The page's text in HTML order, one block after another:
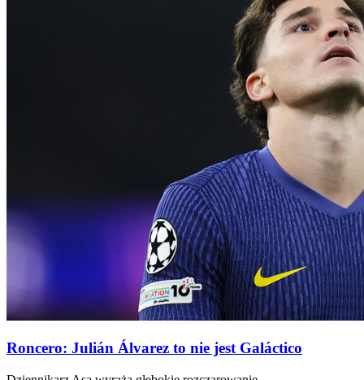
Roncero: Julián Álvarez to nie jest Galáctico